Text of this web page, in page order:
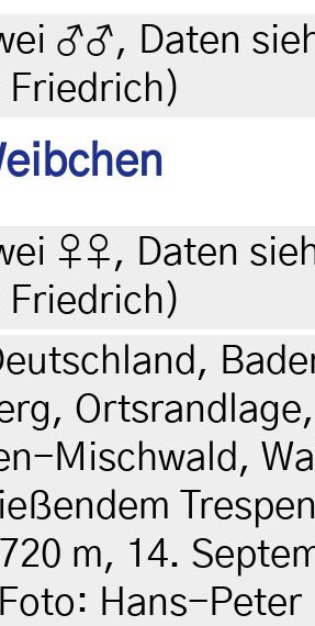
♂♂, Daten
Friedrich)
♀♀, Daten
Friedrich)
Mischwald,
m, 14.
Hans-Peter